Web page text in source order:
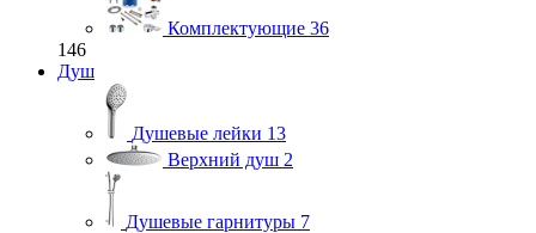
Комплектующие 36
146
Душ
Душевые лейки 13
Верхний душ 2
Душевые гарнитуры 7